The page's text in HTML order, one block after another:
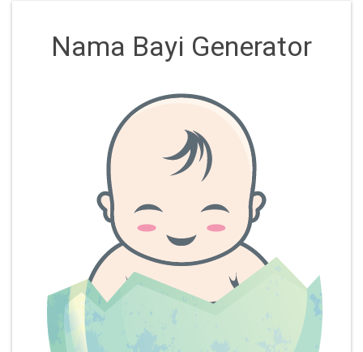
Nama Bayi Generator